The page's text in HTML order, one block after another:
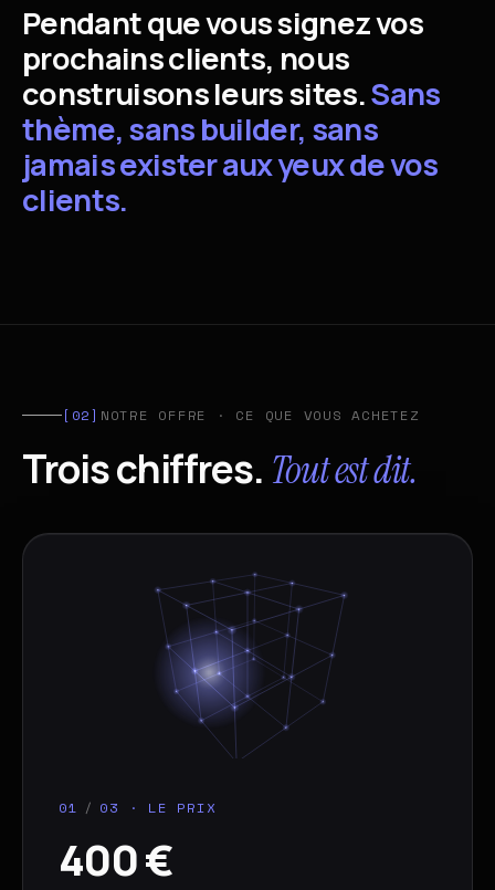
Pendantquevoussignezvos
prochainsclients, nous
construisonsleurssites.Sans
thème,sansbuilder, sans
jamaisexisterauxyeuxdevos
clients.
[02] NOTRE OFFRE · CE QUE VOUS ACHETEZ
Trois chiffres. Tout est dit.
01 / 03 · LE PRIX
400 €